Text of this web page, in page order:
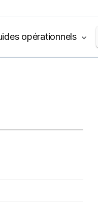
opérationnels